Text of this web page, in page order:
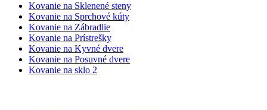
Kovanie na Sklenené steny
Kovanie na Sprchové kúty
Kovanie na Zábradlie
Kovanie na Prístrešky
Kovanie na Kyvné dvere
Kovanie na Posuvné dvere
Kovanie na sklo 2